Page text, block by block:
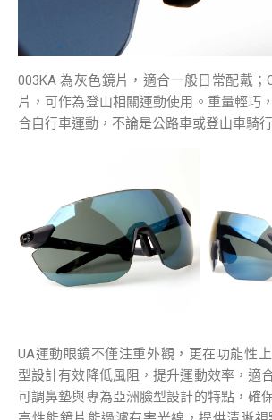
003KA 為灰色鏡片，適合一般日常配戴；
片，可作為登山相關運動使用。重量輕巧
合自行車運動，不論是公路車或登山車騎行
UA運動眼鏡不僅注重外觀，更在功能性
型設計有效降低風阻，提升運動效率，適
可調鼻墊與專為亞洲臉型設計的特點，確